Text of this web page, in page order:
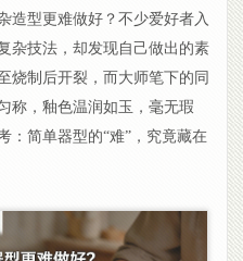
造型更难做好？不少爱好者入
杂技法，却发现自己做出的素
烧制后开裂，而大师笔下的同
称，釉色温润如玉，毫无瑕
：简单器型的“难”，究竟藏在